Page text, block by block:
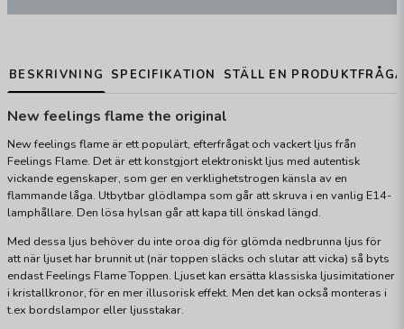
BESKRIVNING SPECIFIKATION STÄLL EN
New feelings flame the original
New feelings flame är ett populärt, efterfrågat och vackert ljus från
Feelings Flame. Det är ett konstgjort elektroniskt ljus med autentisk
vickande egenskaper, som ger en verklighetstrogen känsla av en
flammande låga. Utbytbar glödlampa som går att skruva i en vanlig E14-
lamphållare. Den lösa hylsan går att kapa till önskad längd.
Med dessa ljus behöver du inte oroa dig för glömda nedbrunna ljus för
att när ljuset har brunnit ut (när toppen släcks och slutar att vicka) så byts
endast Feelings Flame Toppen. Ljuset kan ersätta klassiska ljusimitationer
i kristallkronor, för en mer illusorisk effekt. Men det kan också monteras i
t.ex bordslampor eller ljusstakar.